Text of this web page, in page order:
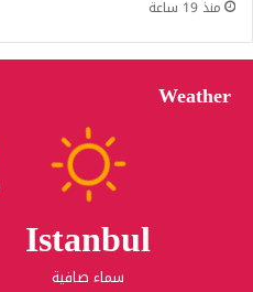
منذ 19 ساعة
Weather
Istanbul
سماء صافية